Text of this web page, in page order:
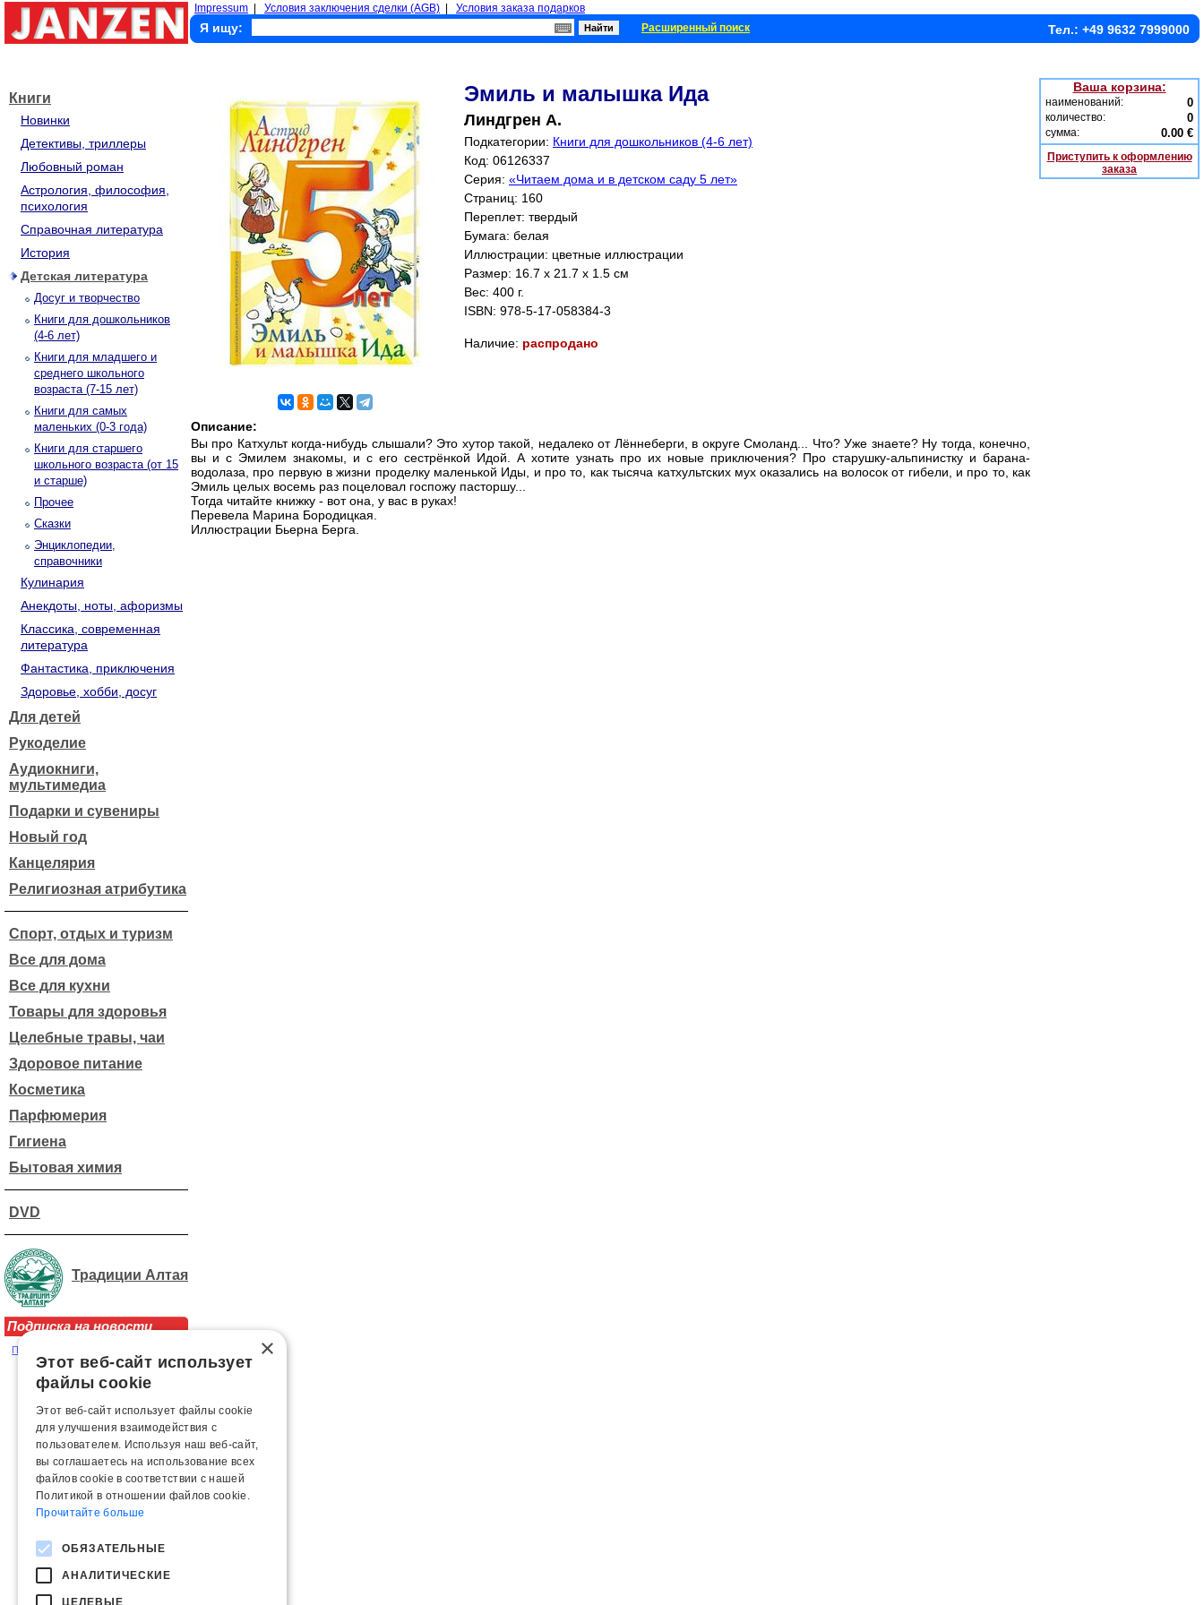
Impressum Условия заключения сделки (AGB) Условия заказа подарков
Я ищу: Расширенный поиск Тел.: +49 9632 7999000
Книги
Новинки
Детективы, триллеры
Любовный роман
Астрология, философия,
психология
Справочная литература
История
Детская литература
Досуг и творчество
Книги для дошкольников
(4-6 лет)
Книги для младшего и
среднего школьного
возраста (7-15 лет)
Книги для самых
маленьких (0-3 года)
Книги для старшего
школьного возраста (от 15
и старше)
Прочее
Сказки
Энциклопедии,
справочники
Кулинария
Анекдоты, ноты, афоризмы
Классика, современная
литература
Фантастика, приключения
Здоровье, хобби, досуг
Для детей
Рукоделие
Аудиокниги,
мультимедиа
Подарки и сувениры
Новый год
Канцелярия
Религиозная атрибутика
Спорт, отдых и туризм
Все для дома
Все для кухни
Товары для здоровья
Целебные травы, чаи
Здоровое питание
Косметика
Парфюмерия
Гигиена
Бытовая химия
DVD
Традиции Алтая
Подписка на новости
Подписаться на рассылку новостей
Эмиль и малышка Ида
Линдгрен А.
Подкатегории: Книги для дошкольников (4-6 лет)
Код: 06126337
Серия: «Читаем дома и в детском саду 5 лет»
Страниц: 160
Переплет: твердый
Бумага: белая
Иллюстрации: цветные иллюстрации
Размер: 16.7 x 21.7 x 1.5 см
Вес: 400 г.
ISBN: 978-5-17-058384-3
Наличие: распродано
Описание:
Вы про Катхульт когда-нибудь слышали? Это хутор такой, недалеко от Лённеберги, в округе Смоланд... Что? Уже знаете? Ну тогда, конечно,
вы и с Эмилем знакомы, и с его сестрёнкой Идой. А хотите узнать про их новые приключения? Про старушку-альпинистку и барана-
водолаза, про первую в жизни проделку маленькой Иды, и про то, как тысяча катхультских мух оказались на волосок от гибели, и про то, как
Эмиль целых восемь раз поцеловал госпожу пасторшу...
Тогда читайте книжку - вот она, у вас в руках!
Перевела Марина Бородицкая.
Иллюстрации Бьерна Берга.
Ваша корзина:
наименований: 0
количество: 0
сумма: 0.00 €
Приступить к оформлению
заказа
×
Этот веб-сайт использует
файлы cookie
Этот веб-сайт использует файлы cookie
для улучшения взаимодействия с
пользователем. Используя наш веб-сайт,
вы соглашаетесь на использование всех
файлов cookie в соответствии с нашей
Политикой в ​​отношении файлов cookie.
Прочитайте больше
ОБЯЗАТЕЛЬНЫЕ
АНАЛИТИЧЕСКИЕ
ЦЕЛЕВЫЕ